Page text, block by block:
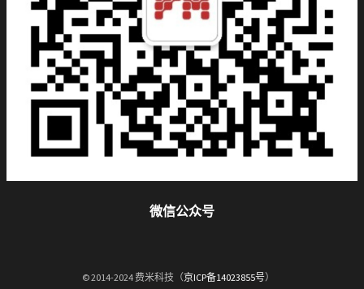
微信公众号
© 2014-2024 费米科技（京ICP备14023855号）